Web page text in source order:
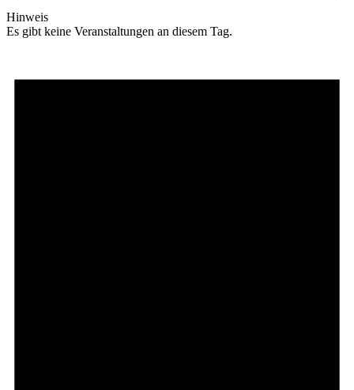
Hinweis
Es gibt keine Veranstaltungen an diesem Tag.